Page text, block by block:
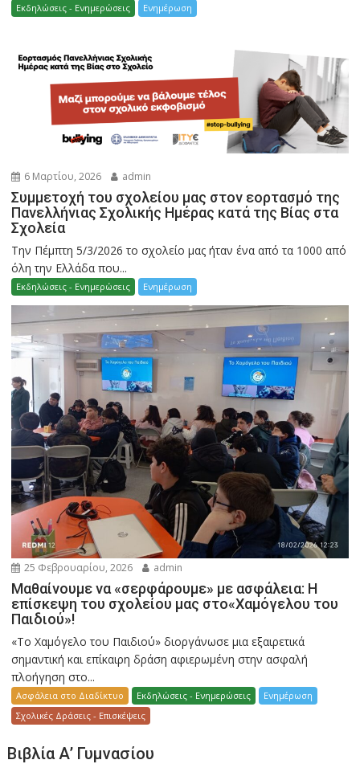
Εκδηλώσεις - Ενημερώσεις Ενημέρωση
6 Μαρτίου, 2026 admin
Συμμετοχή του σχολείου μας στον εορτασμό της
Πανελλήνιας Σχολικής Ημέρας κατά της Βίας στα
Σχολεία
Την Πέμπτη 5/3/2026 το σχολείο μας ήταν ένα από τα 1000 από
όλη την Ελλάδα που...
Εκδηλώσεις - Ενημερώσεις Ενημέρωση
25 Φεβρουαρίου, 2026 admin
Μαθαίνουμε να «σερφάρουμε» με ασφάλεια: Η
επίσκεψη του σχολείου μας στο«Χαμόγελου του
Παιδιού»!
«Το Χαμόγελο του Παιδιού» διοργάνωσε μια εξαιρετικά
σημαντική και επίκαιρη δράση αφιερωμένη στην ασφαλή
πλοήγηση στο...
Ασφάλεια στο Διαδίκτυο Εκδηλώσεις - Ενημερώσεις
Ενημέρωση
Σχολικές Δράσεις - Επισκέψεις
Βιβλία Α’ Γυμνασίου